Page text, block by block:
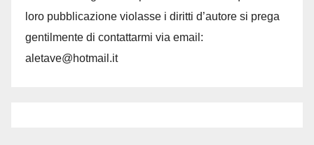
loro pubblicazione violasse i diritti d’autore si prega
gentilmente di contattarmi via email:
aletave@hotmail.it